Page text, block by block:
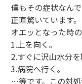
僕もその症状なん
正直驚いています。
オエッとなった時
1.上を向く。
2.すぐに沢山水分を
3.病院へ行く。
…等です。この対処